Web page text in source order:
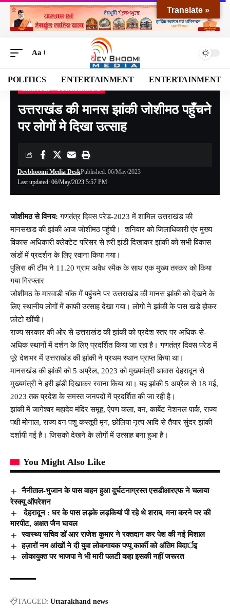
Aa
POLITICS ENTERTAINMENT ENTERTAINMENT
Devbhoomi Media >Blog >NATIONAL>UTTARAKHAND>CHAMOLI> उत्तराखंड
उत्तराखंड की मानस झांकी जोशीमठ पहुँचने
पर लोगों मे दिखा उत्साह
Last updated: 06/May/2023 5:57 PM
Devbhoomi Media DeskPublished: 06/May/2023
जोशीमठ से विनय: गणतंत्र दिवस परेड-2023 में शामिल उत्तराखंड की
मानसखंड की झांकी आज जोशीमठ पहुंची। शनिवार को जिलाधिकारी एंव मुख्य
विकास अधिकारी क्लेक्टेट परिसर से हरी झंडी दिखाकर झांकी को सभी विकास
खंडों में प्रदर्शन के लिए रवाना किया गया।
पुलिस की टीम ने 11.20 ग्राम अवैध स्मैक के साथ एक मुख्य तस्कर को किया
गया गिरफ्तार
जोशीमठ के मारवाडी चॉक में पहुंचने पर उत्तराखंड की मानस झांकी को देखने के
लिए स्थानीय लोगों में काफी उत्साह देखा गया। लोगो ने झांकी के पास खड़े होकर
फ़ोटो खींची।
राज्य सरकार की ओर से उत्तराखंड की झांकी को प्रदेश स्तर पर अधिक-से-
अधिक स्थानों में दर्शन के लिए प्रदर्शित किया जा रहा है। गणतंत्र दिवस परेड में
पूरे देशभर में उत्तराखंड की झांकी ने प्रथम स्थान प्राप्त किया था।
मानसखंड की झांकी को 5 अप्रैल, 2023 को मुख्यमंत्री आवास देहरादून से
मुख्यमंत्री ने हरी झंड़ी दिखाकर रवाना किया था। यह झांकी 5 अप्रैल से 18 मई,
2023 तक प्रदेश के समस्त जनपदों में प्रदर्शित की जा रही है।
झांकी में जागेश्वर महादेव मंदिर समूह, ऐपण कला, वन, कार्बेट नेशनल पार्क, राज्य
पक्षी मोनाल, राज्य वन पशु कस्तूरी मृग, छोलिया नृत्य आदि से तैयार सुंदर झांकी
दर्शायी गई है। जिसको देखने के लोगों में उत्साह बना हुआ है।
You Might Also Like
नैनीताल-भुजान के पास वाहन हुआ दुर्घटनाग्रस्त एसडीआरएफ ने चलाया
रेस्क्यू ऑपरेशन
देहरादून : घर के पास लड़के लड़कियां पी रहे थे शराब, मना करने पर की
मारपीट, अक्षत जैन घायल
स्वास्थ्य सचिव डॉ आर राजेश कुमार ने रक्तदान कर पेश की नई मिशाल
हज़ारों नम आंखों ने दी युवा लोकगायक पप्पू कार्की को अंतिम विदार्इ
लोकायुक्त पर भाजपा ने भी मारी पलटी कहा इसकी नहीं जरूरत
TAGGED: Uttarakhand news
Translate »